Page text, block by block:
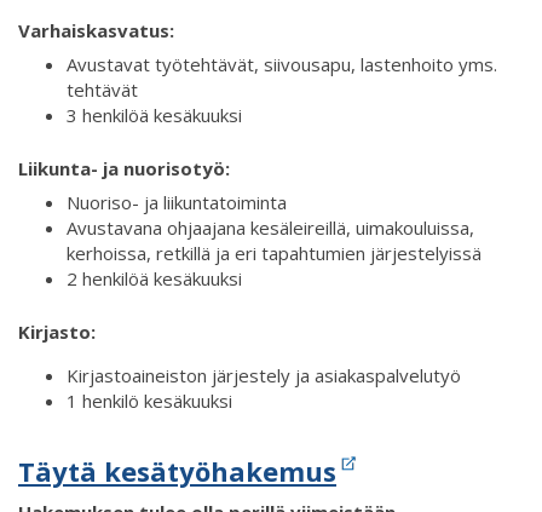
Varhaiskasvatus:
Avustavat työtehtävät, siivousapu, lastenhoito yms.
tehtävät
3 henkilöä kesäkuuksi
Liikunta- ja nuorisotyö:
Nuoriso- ja liikuntatoiminta
Avustavana ohjaajana kesäleireillä, uimakouluissa,
kerhoissa, retkillä ja eri tapahtumien järjestelyissä
2 henkilöä kesäkuuksi
Kirjasto:
Kirjastoaineiston järjestely ja asiakaspalvelutyö
1 henkilö kesäkuuksi
Täytä kesätyöhakemus